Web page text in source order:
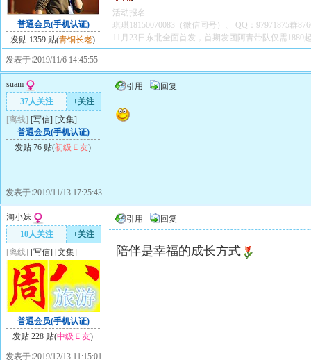
普通会员(手机认证)
发贴 1359 贴(青铜长老)
活动报名
琪琪18150070083（微信同号）、 QQ：97971875群
11月23日东北全面首发，首期发团阿青带队仅需1880
发表于∶2019/11/6 14:45:55
suam
37人关注
+关注
[离线] [写信] [文集]
普通会员(手机认证)
发贴 76 贴(初级Ｅ友)
引用 回复
发表于∶2019/11/13 17:25:43
淘小妹
10人关注
+关注
[离线] [写信] [文集]
普通会员(手机认证)
发贴 228 贴(中级Ｅ友)
引用 回复
陪伴是幸福的成长方式
发表于∶2019/12/13 11:15:01